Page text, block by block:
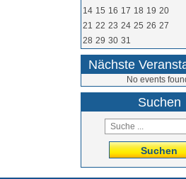
14 15 16 17 18 19 20
21 22 23 24 25 26 27
28 29 30 31
Nächste
No events
Suchen
Suchen